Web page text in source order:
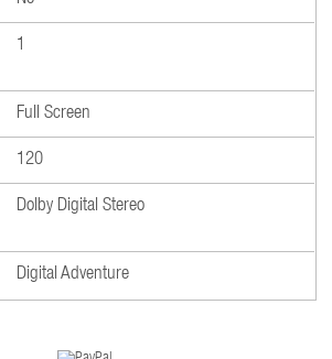
1
Full Screen
120
Dolby Digital Stereo
Digital Adventure